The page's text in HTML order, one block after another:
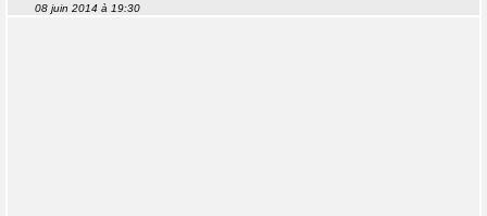
08 juin 2014 à 19:30